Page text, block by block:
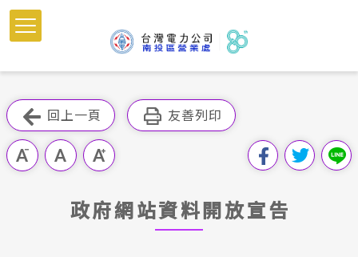
跳
容
區
塊
跳過此工具列
回上一頁 友善列印
政府網站資料開放宣告